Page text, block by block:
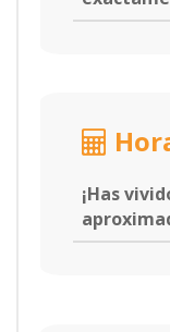
¡Has